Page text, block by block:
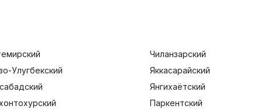
Чиланзарский
Улугбекский
Яккасарайский
Янгихаётский
Паркентский